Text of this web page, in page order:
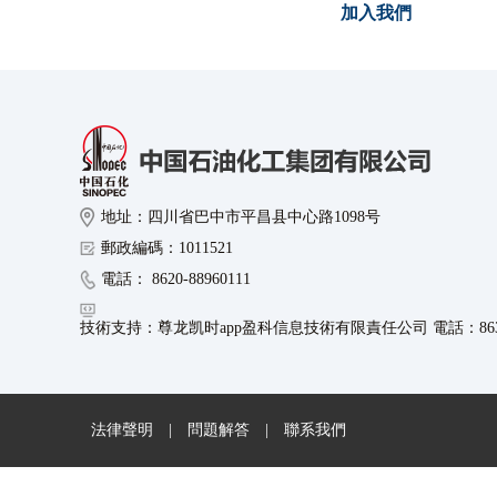
加入我們
地址：四川省巴中市平昌县中心路1098号
郵政編碼：1011521
電話： 8620-88960111
技術支持：尊龙凯时app盈科信息技術有限責任公司 電話：
法律聲明 | 問題解答 | 聯系我們